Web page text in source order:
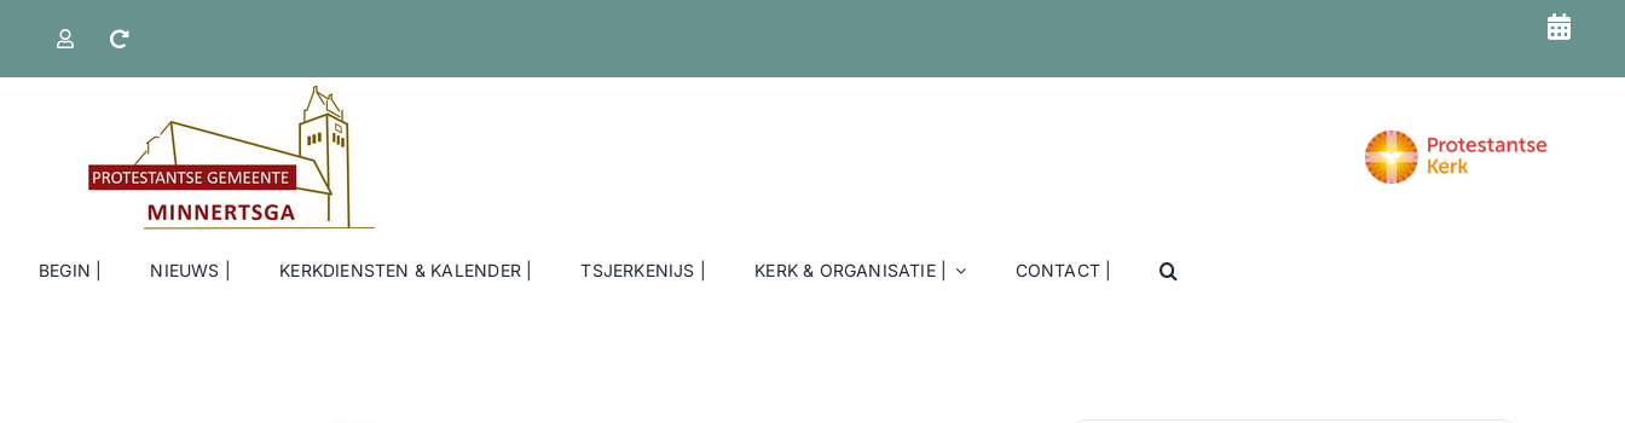
inhoud
BEGIN | NIEUWS | KERKDIENSTEN & KALENDER | TSJERKENIJS | KERK & ORGANISATIE | CONTACT |